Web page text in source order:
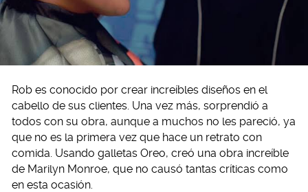
Rob es conocido por crear increíbles diseños en el
cabello de sus clientes. Una vez más, sorprendió a
todos con su obra, aunque a muchos no les pareció, ya
que no es la primera vez que hace un retrato con
comida. Usando galletas Oreo, creó una obra increíble
de Marilyn Monroe, que no causó tantas críticas como
en esta ocasión.